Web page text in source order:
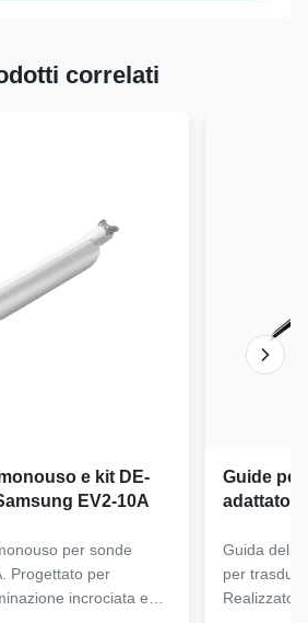
correlati
e kit DE-
EV2-10A
per sonde
Progettato per
incrociata e
Guide
Guida
per
Realizzato